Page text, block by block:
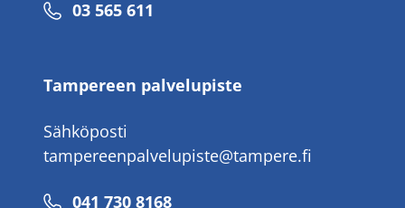
Puhelinnumero
03 565 611
Tampereen palvelupiste
Sähköposti
tampereenpalvelupiste@tampere.fi
Puhelinnumero
041 730 8168